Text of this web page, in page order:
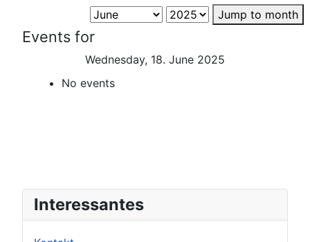
Jump to month
Events for
Wednesday, 18. June 2025
No events
Interessantes